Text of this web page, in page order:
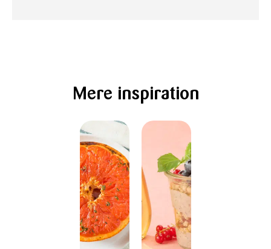
Mere inspiration